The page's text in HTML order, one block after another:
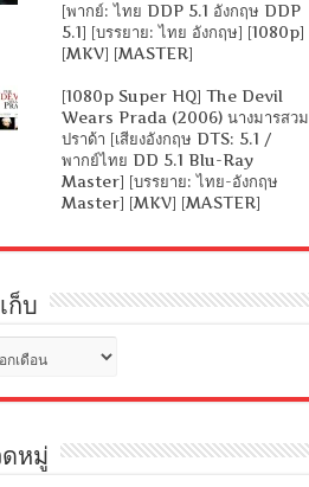
[พากย์: ไทย DDP 5.1 อังกฤษ DDP
5.1] [บรรยาย: ไทย อังกฤษ] [1080p]
[MKV] [MASTER]
[1080p Super HQ] The Devil
Wears Prada (2006) นางมารสวม
ปราด้า [เสียงอังกฤษ DTS: 5.1 /
พากย์ไทย DD 5.1 Blu-Ray
Master] [บรรยาย: ไทย-อังกฤษ
Master] [MKV] [MASTER]
ก็บ
หมู่